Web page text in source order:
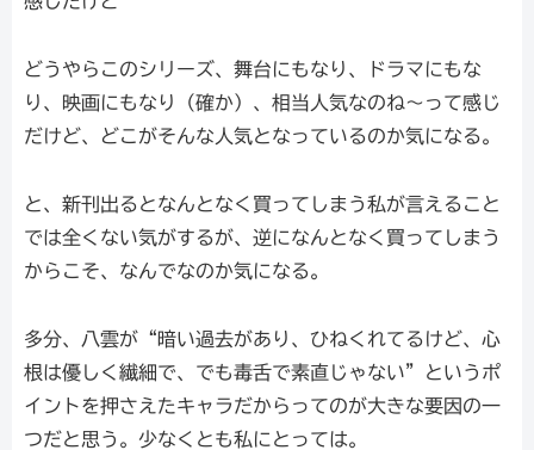
どうやらこのシリーズ、舞台にもなり、ドラマにもな
り、映画にもなり（確か）、相当人気なのね～って感じ
だけど、どこがそんな人気となっているのか気になる。
と、新刊出るとなんとなく買ってしまう私が言えること
では全くない気がするが、逆になんとなく買ってしまう
からこそ、なんでなのか気になる。
多分、八雲が“暗い過去があり、ひねくれてるけど、心
根は優しく繊細で、でも毒舌で素直じゃない”というポ
イントを押さえたキャラだからってのが大きな要因の一
つだと思う。少なくとも私にとっては。